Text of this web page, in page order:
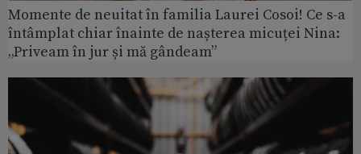
Momente de neuitat în familia Laurei Cosoi! Ce s-a
întâmplat chiar înainte de nașterea micuței Nina:
„Priveam în jur și mă gândeam”